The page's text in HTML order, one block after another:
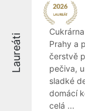
Laureáti
Prahy a
čerstvě
pečiva,
sladké
domácí
celá ...